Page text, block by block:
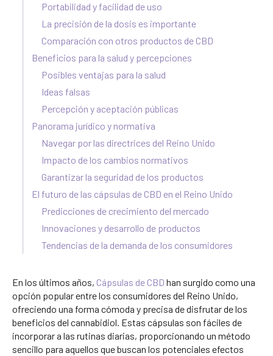
Portabilidad y facilidad de uso
La precisión de la dosis es importante
Comparación con otros productos de CBD
Beneficios para la salud y percepciones
Posibles ventajas para la salud
Ideas falsas
Percepción y aceptación públicas
Panorama jurídico y normativa
Navegar por las directrices del Reino Unido
Impacto de los cambios normativos
Garantizar la seguridad de los productos
El futuro de las cápsulas de CBD en el Reino Unido
Predicciones de crecimiento del mercado
Innovaciones y desarrollo de productos
Tendencias de la demanda de los consumidores
En los últimos años, Cápsulas de CBD han surgido como una
opción popular entre los consumidores del Reino Unido,
ofreciendo una forma cómoda y precisa de disfrutar de los
beneficios del cannabidiol. Estas cápsulas son fáciles de
incorporar a las rutinas diarias, proporcionando un método
sencillo para aquellos que buscan los potenciales efectos